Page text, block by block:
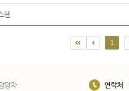
템
1
당자 연락처